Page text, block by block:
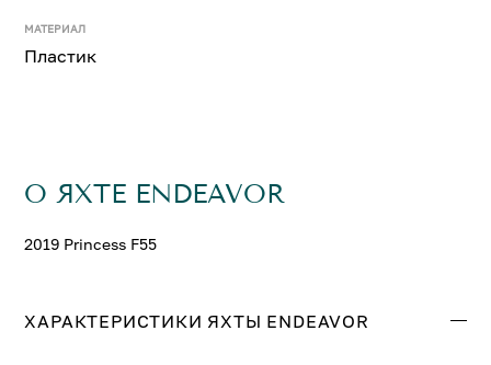
МАТЕРИАЛ
Пластик
О ЯХТЕ ENDEAVOR
2019 Princess F55
ХАРАКТЕРИСТИКИ ЯХТЫ ENDEAVOR